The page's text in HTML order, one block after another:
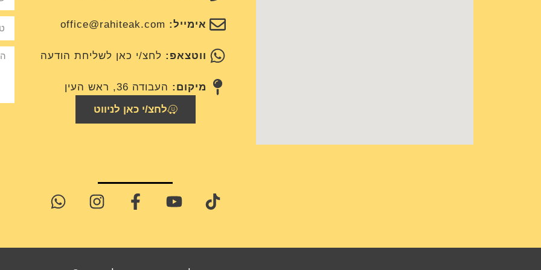
אימייל:
ווטצאפ: לחצ/י כאן לשליחת הודעה
מיקום: העבודה 36, ראש העין
לחצ/י כאן לניווט